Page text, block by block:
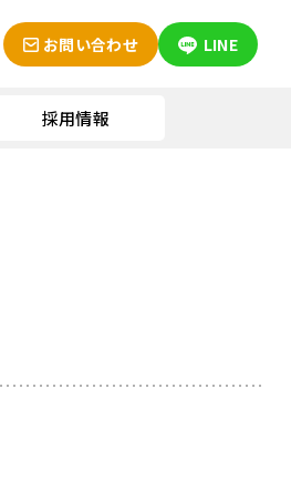
お問い合わせ LINE
採用情報